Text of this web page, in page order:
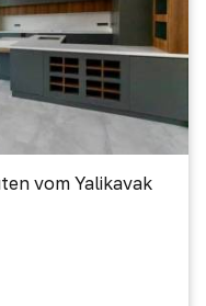
vom Yalikavak